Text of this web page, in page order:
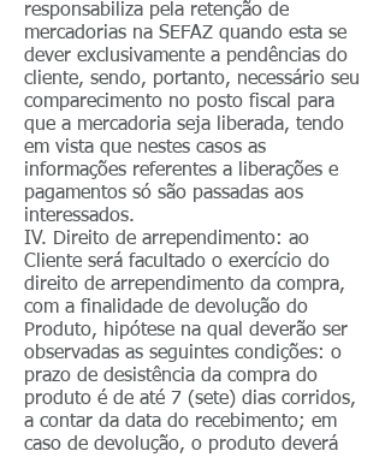
responsabiliza pela retenção de
mercadorias na SEFAZ quando esta se
dever exclusivamente a pendências do
cliente, sendo, portanto, necessário seu
comparecimento no posto fiscal para
que a mercadoria seja liberada, tendo
em vista que nestes casos as
informações referentes a liberações e
pagamentos só são passadas aos
interessados.
IV. Direito de arrependimento: ao
Cliente será facultado o exercício do
direito de arrependimento da compra,
com a finalidade de devolução do
Produto, hipótese na qual deverão ser
observadas as seguintes condições: o
prazo de desistência da compra do
produto é de até 7 (sete) dias corridos,
a contar da data do recebimento; em
caso de devolução, o produto deverá